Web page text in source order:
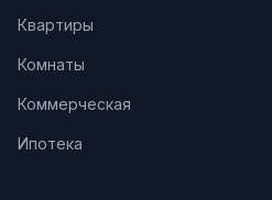
Квартиры
Комнаты
Коммерческая
Ипотека